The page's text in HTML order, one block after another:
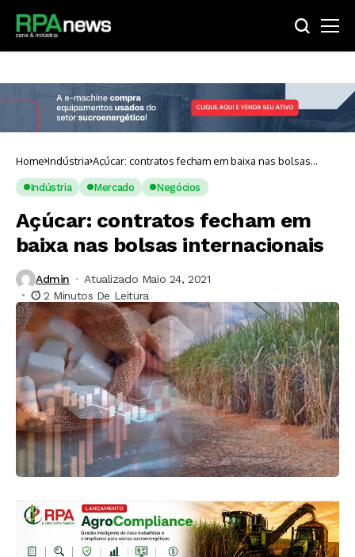
Home Indústria Açúcar: contratos fecham em baixa nas bolsas
internacionais
Indústria Mercado Negócios
Açúcar: contratos fecham em
baixa nas bolsas internacionais
Admin
Atualizado Maio 24, 2021
2 Minutos De Leitura